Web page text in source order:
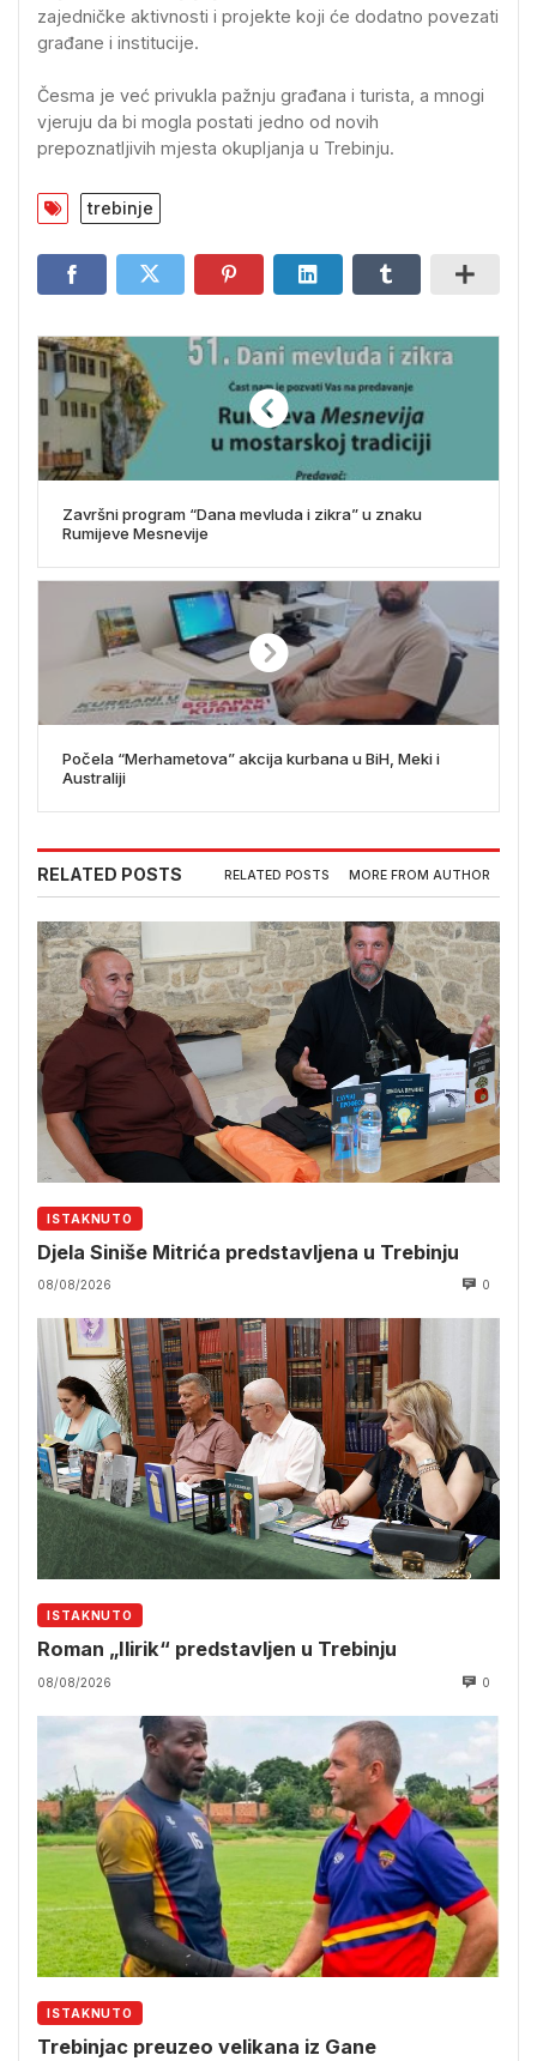
zajedničke aktivnosti i projekte koji će dodatno povezati
građane i institucije.
Česma je već privukla pažnju građana i turista, a mnogi
vjeruju da bi mogla postati jedno od novih
prepoznatljivih mjesta okupljanja u Trebinju.
trebinje
Završni program “Dana mevluda i zikra” u znaku
Rumijeve Mesnevije
Počela “Merhametova” akcija kurbana u BiH, Meki i
Australiji
RELATED POSTS RELATED POSTS MORE FROM AUTHOR
ISTAKNUTO
Djela Siniše Mitrića predstavljena u Trebinju
08/08/2026 0
ISTAKNUTO
Roman „Ilirik“ predstavljen u Trebinju
08/08/2026 0
ISTAKNUTO
Trebinjac preuzeo velikana iz Gane